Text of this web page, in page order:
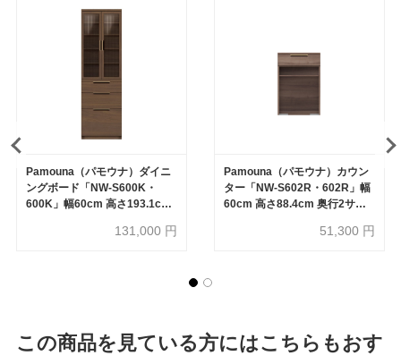
Pamouna（パモウナ）ダイニ
ングボード「NW-S600K・
600K」幅60cm 高さ193.1cm
50cm）上台開き扉・下台引出
131,000 円
Pamouna（パモウナ）カウン
ター「NW-S602R・602R」幅
60cm 高さ88.4cm 奥行2サイ
51,300 円
この商品を見ている方にはこちらもおす